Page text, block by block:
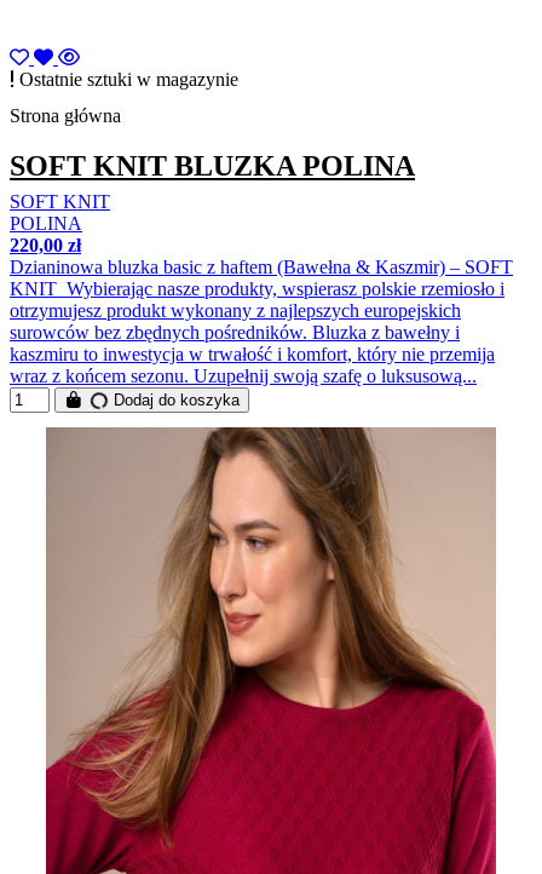
Ostatnie sztuki w magazynie
Strona główna
SOFT KNIT BLUZKA POLINA
SOFT KNIT
POLINA
220,00 zł
Dzianinowa bluzka basic z haftem (Bawełna & Kaszmir) – SOFT
KNIT Wybierając nasze produkty, wspierasz polskie rzemiosło i
otrzymujesz produkt wykonany z najlepszych europejskich
surowców bez zbędnych pośredników. Bluzka z bawełny i
kaszmiru to inwestycja w trwałość i komfort, który nie przemija
wraz z końcem sezonu. Uzupełnij swoją szafę o luksusową...
Dodaj do koszyka